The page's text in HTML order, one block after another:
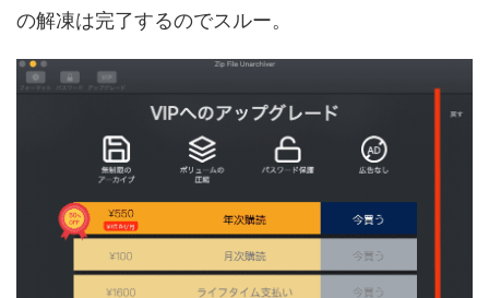
の解凍は完了するのでスルー。